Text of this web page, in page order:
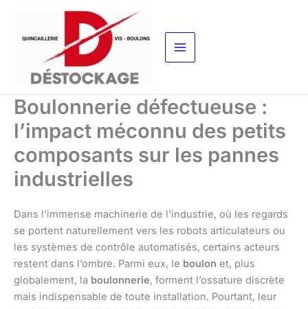
contenu
Boulonnerie défectueuse :
l’impact méconnu des petits
composants sur les pannes
industrielles
Dans l’immense machinerie de l’industrie, où les regards
se portent naturellement vers les robots articulateurs ou
les systèmes de contrôle automatisés, certains acteurs
restent dans l’ombre. Parmi eux, le boulon et, plus
globalement, la boulonnerie, forment l’ossature discrète
mais indispensable de toute installation. Pourtant, leur